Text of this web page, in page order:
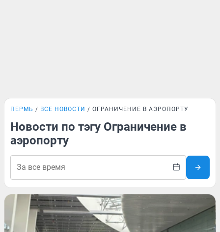
ПЕРМЬ ВСЕ НОВОСТИ ОГРАНИЧЕНИЕ В АЭРОПОРТУ
Новости по тэгу Ограничение в
аэропорту